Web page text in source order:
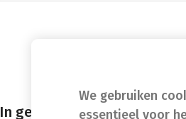
We gebruiken
essentieel voor
In geval van nood